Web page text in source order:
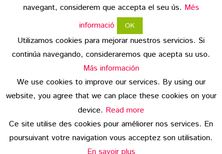
protección de datos
© 2026 Embotits Vall del Ges S.L.
navegant, considerem que accepta el seu ús. Més
informació
OK
Utilizamos cookies para mejorar nuestros servicios. Si
continúa navegando, consideraremos que acepta su uso.
Más información
We use cookies to improve our services. By using our
website, you agree that we can place these cookies on your
device. Read more
Ce site utilise des cookies pour améliorer nos services. En
poursuivant votre navigation vous acceptez son utilisation.
En savoir plus